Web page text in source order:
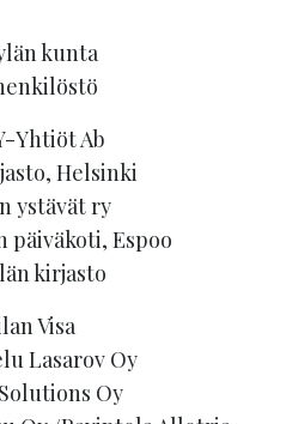
kunta
Yhtiöt Ab
Helsinki
ystävät ry
Espoo
kirjasto
Visa
Lasarov Oy
Oy